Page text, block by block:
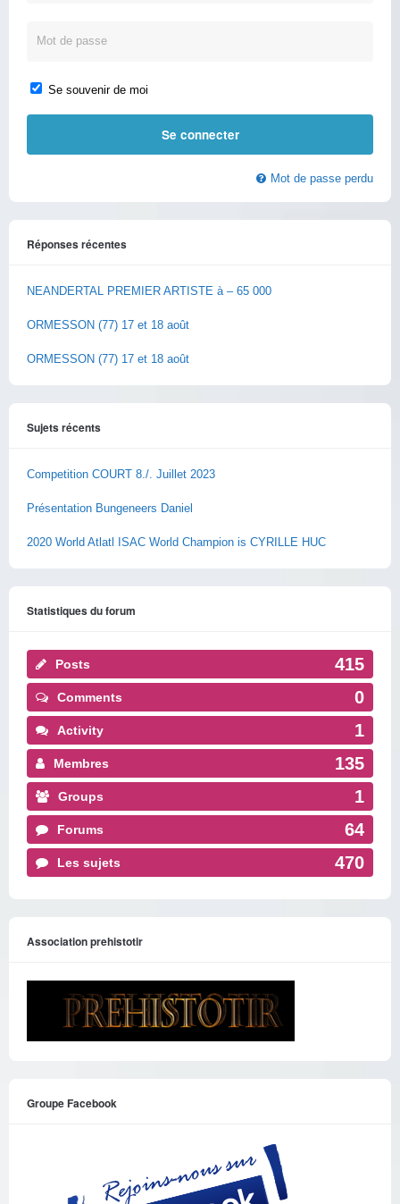
Se souvenir de moi
Mot de passe perdu
Réponses récentes
NEANDERTAL PREMIER ARTISTE à – 65 000
ORMESSON (77) 17 et 18 août
ORMESSON (77) 17 et 18 août
Sujets récents
Competition COURT 8./. Juillet 2023
Présentation Bungeneers Daniel
2020 World Atlatl ISAC World Champion is CYRILLE HUC
Statistiques du forum
Posts 415
Comments 0
Activity 1
Membres 135
Groups 1
Forums 64
Les sujets 470
Association prehistotir
Groupe Facebook